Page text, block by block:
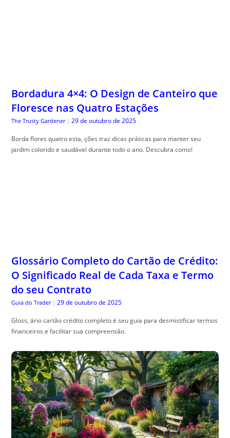
Bordadura 4×4: O Design de Canteiro que
Floresce nas Quatro Estações
The Trusty Gardener | 29 de outubro de 2025
Borda flores quatro esta, ções traz dicas práticas para manter seu
jardim colorido e saudável durante todo o ano. Descubra como!
Glossário Completo do Cartão de Crédito:
O Significado Real de Cada Taxa e Termo
do seu Contrato
Guia do Trader | 29 de outubro de 2025
Gloss, ário cartão crédito completo é seu guia para desmistificar termos
financeiros e facilitar sua compreensão.